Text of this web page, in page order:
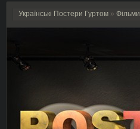
Українські Постери Гуртом » Фільми